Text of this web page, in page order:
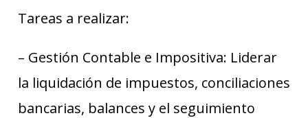
Tareas a realizar:
– Gestión Contable e Impositiva: Liderar
la liquidación de impuestos, conciliaciones
bancarias, balances y el seguimiento